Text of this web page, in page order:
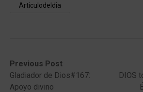
Articulodeldia
Post
navigation
Previous Post
Previous
post:Gladiador de Dios#167:
Apoyo divino
Next
post:
DIOS